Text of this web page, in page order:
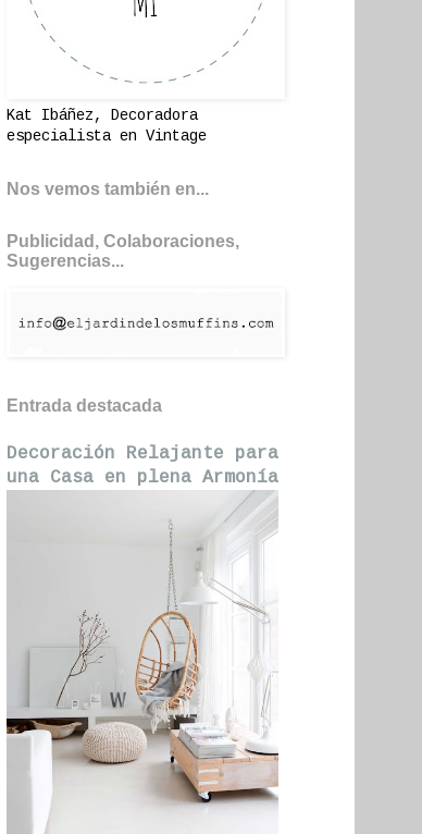
Kat Ibáñez, Decoradora
especialista en Vintage
Nos vemos también en...
Publicidad, Colaboraciones,
Sugerencias...
Entrada destacada
Decoración Relajante para
una Casa en plena Armonía